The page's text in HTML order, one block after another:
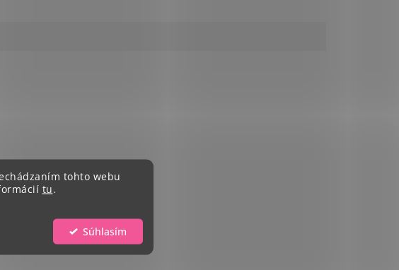
tohto webu
tu.
Súhlasím